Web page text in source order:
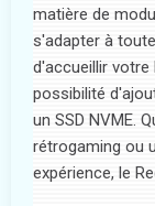
matière de
s'adapter à
d'accueillir
possibilité
un SSD NVME.
rétrogaming ou
expérience, le